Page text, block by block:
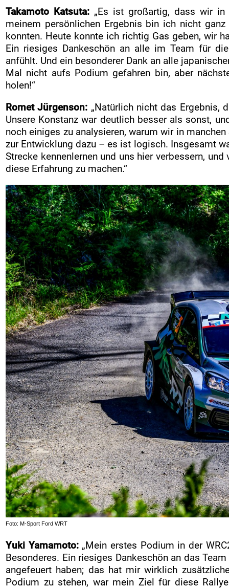
Takamoto Katsuta: „Es ist großartig, dass wir
meinem persönlichen Ergebnis bin ich nicht
konnten. Heute konnte ich richtig Gas geben, wir
Ein riesiges Dankeschön an alle im Team für
anfühlt. Und ein besonderer Dank an alle
Mal nicht aufs Podium gefahren bin, aber
holen!“
Romet Jürgenson: „Natürlich nicht das Ergebnis,
Unsere Konstanz war deutlich besser als sonst,
noch einiges zu analysieren, warum wir in
zur Entwicklung dazu – es ist logisch. Insgesamt
Strecke kennenlernen und uns hier verbessern,
diese Erfahrung zu machen.“
Foto: M-Sport Ford WRT
Yuki Yamamoto: „Mein erstes Podium in der
Besonderes. Ein riesiges Dankeschön an das
angefeuert haben; das hat mir wirklich
Podium zu stehen, war mein Ziel für diese